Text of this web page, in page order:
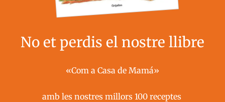
No et perdis el nostre llibre
«Com a Casa de Mamá»
amb les nostres millors 100 receptes ​